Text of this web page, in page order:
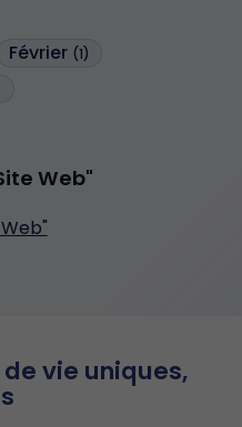
Février (1)
Web"
vie uniques,